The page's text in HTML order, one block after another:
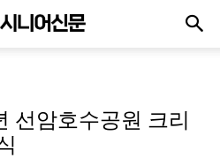
선암호수공원 크리